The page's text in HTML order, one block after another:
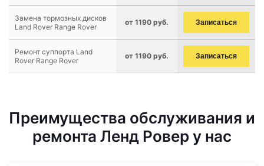
Замена тормозных дисков
Land Rover Range Rover
от 1190 руб. Записаться
Ремонт суппорта Land
Rover Range Rover
от 1190 руб. Записаться
Преимущества обслуживания и
ремонта Ленд Ровер у нас